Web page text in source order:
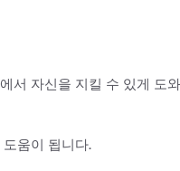
서 자신을 지킬 수 있게 도
움이 됩니다.